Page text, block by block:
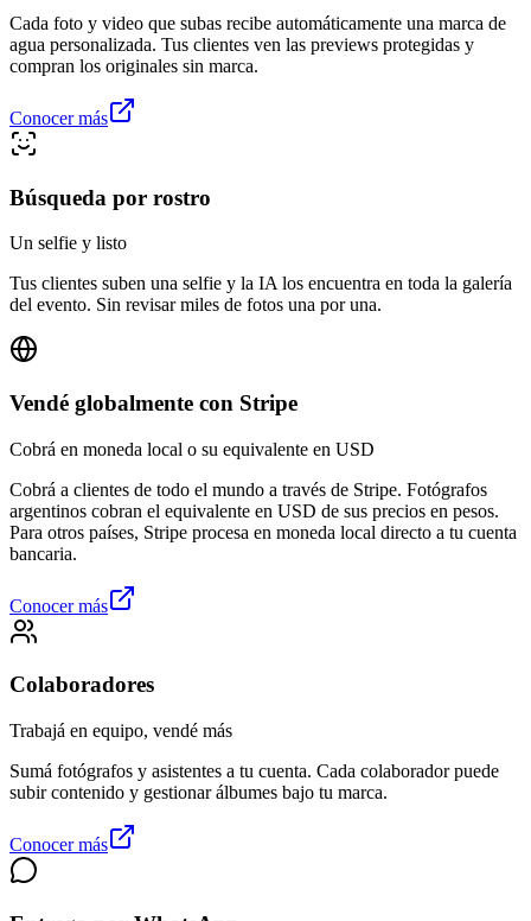
Cada foto y video que subas recibe automáticamente una marca de
agua personalizada. Tus clientes ven las previews protegidas y
compran los originales sin marca.
Conocer más
Búsqueda por rostro
Un selfie y listo
Tus clientes suben una selfie y la IA los encuentra en toda la galería
del evento. Sin revisar miles de fotos una por una.
Vendé globalmente con Stripe
Cobrá en moneda local o su equivalente en USD
Cobrá a clientes de todo el mundo a través de Stripe. Fotógrafos
argentinos cobran el equivalente en USD de sus precios en pesos.
Para otros países, Stripe procesa en moneda local directo a tu cuenta
bancaria.
Conocer más
Colaboradores
Trabajá en equipo, vendé más
Sumá fotógrafos y asistentes a tu cuenta. Cada colaborador puede
subir contenido y gestionar álbumes bajo tu marca.
Conocer más